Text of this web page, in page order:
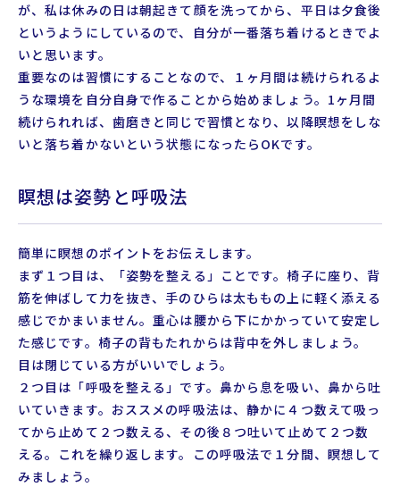
が、私は休みの日は朝起きて顔を洗ってから、平日は夕食後
というようにしているので、自分が一番落ち着けるときでよ
いと思います。
重要なのは習慣にすることなので、１ヶ月間は続けられるよ
うな環境を自分自身で作ることから始めましょう。1ヶ月間
続けられれば、歯磨きと同じで習慣となり、以降瞑想をしな
いと落ち着かないという状態になったらOKです。
瞑想は姿勢と呼吸法
簡単に瞑想のポイントをお伝えします。
まず１つ目は、「姿勢を整える」ことです。椅子に座り、背
筋を伸ばして力を抜き、手のひらは太ももの上に軽く添える
感じでかまいません。重心は腰から下にかかっていて安定し
た感じです。椅子の背もたれからは背中を外しましょう。
目は閉じている方がいいでしょう。
２つ目は「呼吸を整える」です。鼻から息を吸い、鼻から吐
いていきます。おススメの呼吸法は、静かに４つ数えて吸っ
てから止めて２つ数える、その後８つ吐いて止めて２つ数
える。これを繰り返します。この呼吸法で１分間、瞑想して
みましょう。